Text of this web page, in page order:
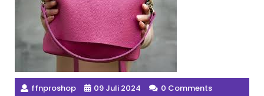
ffnproshop 09 Juli 2024 0 Comments